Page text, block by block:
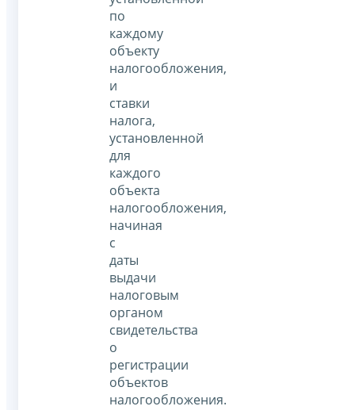
по
каждому
объекту
налогообложения,
и
ставки
налога,
установленной
для
каждого
объекта
налогообложения,
начиная
с
даты
выдачи
налоговым
органом
свидетельства
о
регистрации
объектов
налогообложения.